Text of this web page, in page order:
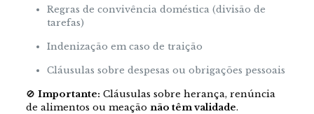
Regras de convivência doméstica (divisão de
tarefas)
Indenização em caso de traição
Cláusulas sobre despesas ou obrigações pessoais
🚫 Importante: Cláusulas sobre herança, renúncia
de alimentos ou meação não têm validade.